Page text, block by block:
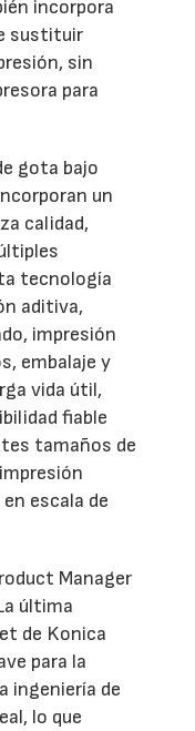
incorpora
sustituir
sin
para
gota bajo
un
calidad,
tecnología
aditiva,
impresión
embalaje y
vida útil,
fiable
tamaños de
escala de
Manager
última
de Konica
para la
ingeniería de
lo que